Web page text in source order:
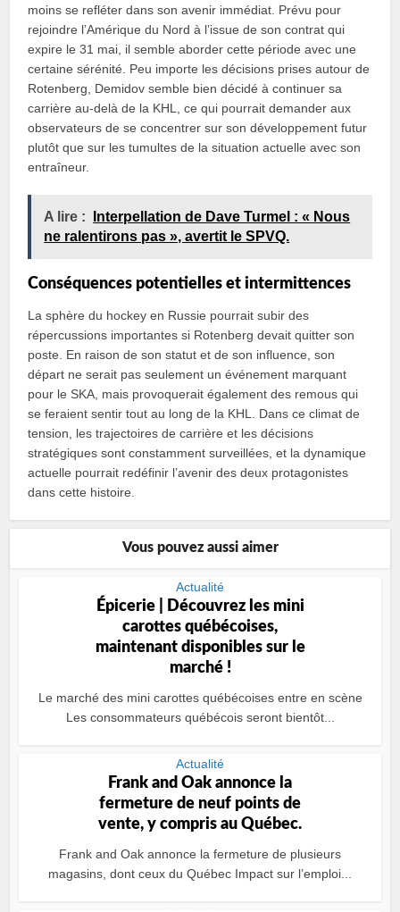
moins se refléter dans son avenir immédiat. Prévu pour
rejoindre l’Amérique du Nord à l’issue de son contrat qui
expire le 31 mai, il semble aborder cette période avec une
certaine sérénité. Peu importe les décisions prises autour de
Rotenberg, Demidov semble bien décidé à continuer sa
carrière au-delà de la KHL, ce qui pourrait demander aux
observateurs de se concentrer sur son développement futur
plutôt que sur les tumultes de la situation actuelle avec son
entraîneur.
A lire :
Interpellation de Dave Turmel : « Nous
ne ralentirons pas », avertit le SPVQ.
Conséquences potentielles et intermittences
La sphère du hockey en Russie pourrait subir des
répercussions importantes si Rotenberg devait quitter son
poste. En raison de son statut et de son influence, son
départ ne serait pas seulement un événement marquant
pour le SKA, mais provoquerait également des remous qui
se feraient sentir tout au long de la KHL. Dans ce climat de
tension, les trajectoires de carrière et les décisions
stratégiques sont constamment surveillées, et la dynamique
actuelle pourrait redéfinir l’avenir des deux protagonistes
dans cette histoire.
Vous pouvez aussi aimer
Actualité
Épicerie | Découvrez les mini
carottes québécoises,
maintenant disponibles sur le
marché !
Le marché des mini carottes québécoises entre en scène
Les consommateurs québécois seront bientôt...
Actualité
Frank and Oak annonce la
fermeture de neuf points de
vente, y compris au Québec.
Frank and Oak annonce la fermeture de plusieurs
magasins, dont ceux du Québec Impact sur l’emploi...